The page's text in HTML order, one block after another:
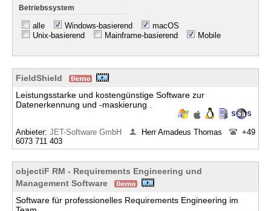
Betriebssystem
alle Windows-basierend
macOS
Unix-basierend
Mainframe-basierend Mobile
FieldShield
Leistungsstarke und kostengünstige Software zur
Datenerkennung und -maskierung .
Anbieter: JET-Software GmbH Herr Amadeus Thomas
+49
6073 711 403
objectiF RM - Requirements Engineering und
Management Software
Software für professionelles Requirements Engineering im